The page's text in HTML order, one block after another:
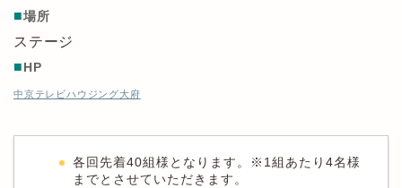
■場所
ステージ
■HP
中京テレビハウジング大府
各回先着40組様となります。※1組あたり4名様
までとさせていただきます。